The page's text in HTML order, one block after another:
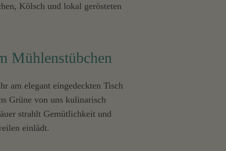
Kölsch und lokal gerösteten
Mühlenstübchen
am elegant eingedeckten Tisch
Grüne von uns kulinarisch
strahlt Gemütlichkeit und
einlädt.